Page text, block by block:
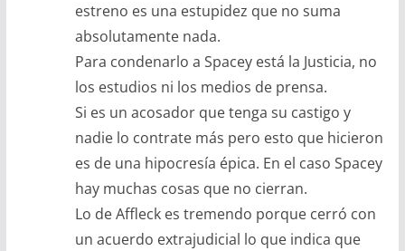
estreno es una estupidez que no suma
absolutamente nada.
Para condenarlo a Spacey está la Justicia, no
los estudios ni los medios de prensa.
Si es un acosador que tenga su castigo y
nadie lo contrate más pero esto que hicieron
es de una hipocresía épica. En el caso Spacey
hay muchas cosas que no cierran.
Lo de Affleck es tremendo porque cerró con
un acuerdo extrajudicial lo que indica que